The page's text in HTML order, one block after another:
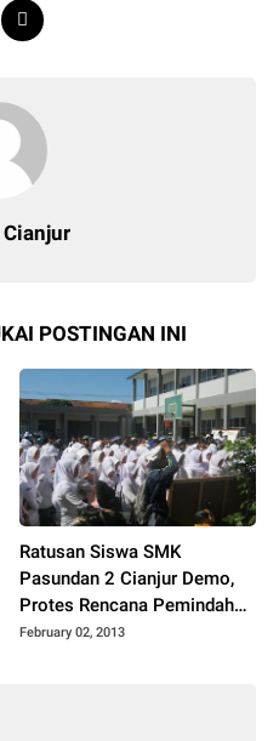
Cianjur
POSTINGAN INI
Ratusan Siswa SMK
Pasundan 2 Cianjur Demo,
Protes Rencana Pemindahan
Tempat Belajar
February 02, 2013